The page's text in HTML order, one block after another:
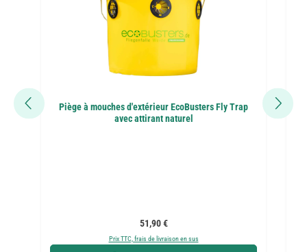
Piège à mouches d'extérieur EcoBusters Fly Trap
avec attirant naturel
Prix régulier :
51,90 €
Prix TTC, frais de livraison en sus